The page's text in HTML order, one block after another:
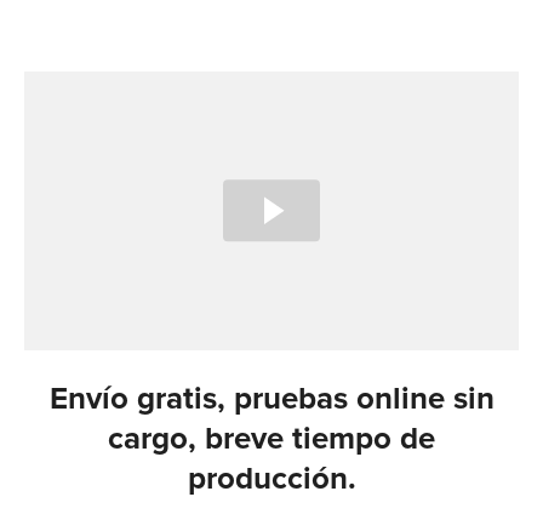
Envío gratis, pruebas online sin
cargo, breve tiempo de
producción.